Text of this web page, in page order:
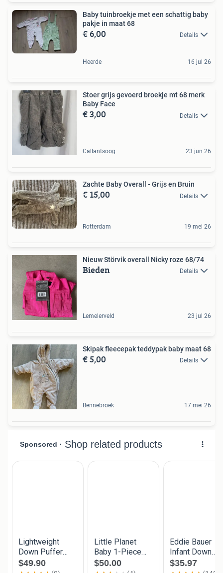
Baby tuinbroekje met een schattig baby
pakje in maat 68
€ 6,00 Details
Heerde 16 jul 26
Stoer grijs gevoerd broekje mt 68 merk
Baby Face
€ 3,00 Details
Callantsoog 23 jun 26
Zachte Baby Overall - Grijs en Bruin
€ 15,00 Details
Rotterdam 19 mei 26
Nieuw Störvik overall Nicky roze 68/74
Bieden Details
Lemelerveld 23 jul 26
Skipak fleecepak teddypak baby maat 68
€ 5,00 Details
Bennebroek 17 mei 26